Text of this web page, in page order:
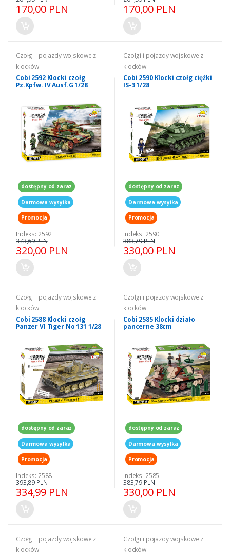
170,00 PLN 170,00 PLN
Czołgi i pojazdy wojskowe z
klocków
Cobi 2592 Klocki czołg
Pz.Kpfw. IV Ausf.G 1/28
dostępny od zaraz
Darmowa wysyłka
Promocja
Indeks: 2592
320,00 PLN
373,69 PLN
Czołgi i pojazdy wojskowe z
klocków
Cobi 2590 Klocki czołg ciężki
IS-3 1/28
dostępny od zaraz
Darmowa wysyłka
Promocja
Indeks: 2590
330,00 PLN
383,79 PLN
Czołgi i pojazdy wojskowe z
klocków
Cobi 2588 Klocki czołg
Panzer VI Tiger No 131 1/28
dostępny od zaraz
Darmowa wysyłka
Promocja
Indeks: 2588
334,99 PLN
393,89 PLN
Czołgi i pojazdy wojskowe z
klocków
Cobi 2585 Klocki działo
pancerne 38cm
dostępny od zaraz
Darmowa wysyłka
Promocja
Indeks: 2585
330,00 PLN
383,79 PLN
Czołgi i pojazdy wojskowe z
klocków
Czołgi i pojazdy wojskowe z
klocków